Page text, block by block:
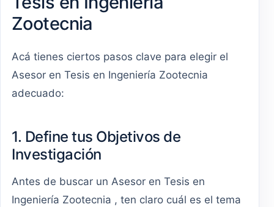
Zootecnia
Acá tienes ciertos pasos clave para elegir el
Asesor en Tesis en Ingeniería Zootecnia
adecuado:
1. Define tus Objetivos de
Investigación
Antes de buscar un Asesor en Tesis en
Ingeniería Zootecnia , ten claro cuál es el tema